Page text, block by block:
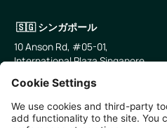
🇸🇬 シンガポール
10 Anson Rd, #05-01,
International Plaza Singapore